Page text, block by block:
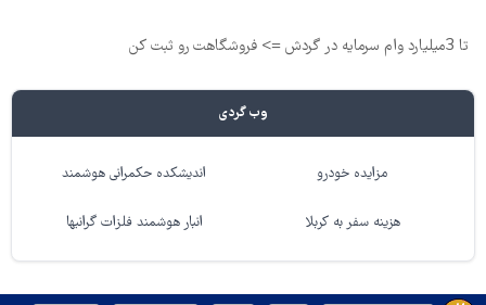
تا 3میلیارد وام سرمایه در گردش => فروشگاهت رو ثبت کن
وب گردی
مزایده خودرو اندیشکده حکمرانی هوشمند
هزینه سفر به کربلا انبار هوشمند فلزات گرانبها